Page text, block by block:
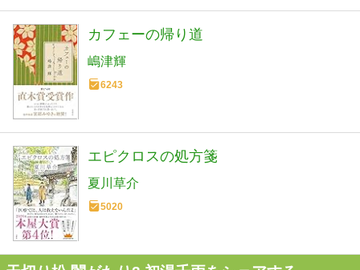
カフェーの帰り道
嶋津輝
6243
エピクロスの処方箋
夏川草介
5020